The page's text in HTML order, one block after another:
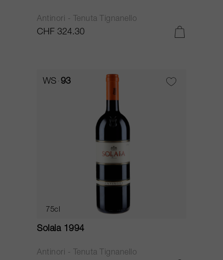
Antinori - Tenuta Tignanello
CHF 324.30
WS 93
75cl
Solaia 1994
Antinori - Tenuta Tignanello